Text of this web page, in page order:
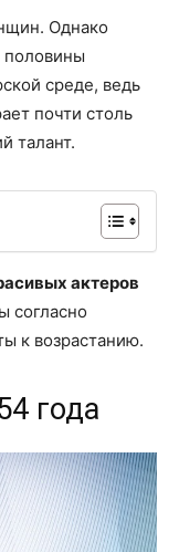
Однако
половины
среде, ведь
почти столь
талант.
актеров
согласно
к возрастанию.
года